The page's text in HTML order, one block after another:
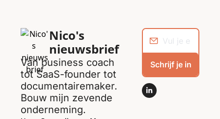
Nico's
nieuwsbrief
Van business coach
tot SaaS-founder tot
documentairemaker.
Bouw mijn zevende
onderneming.
Schrijf je in